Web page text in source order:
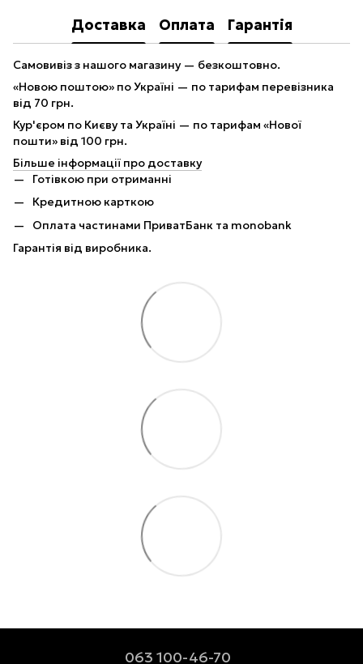
Доставка Оплата Гарантія
Самовивіз з нашого магазину — безкоштовно.
«Новою поштою» по Україні — по тарифам перевізника
від 70 грн.
Кур'єром по Києву та Україні — по тарифам «Нової
пошти» від 100 грн.
Більше інформації про доставку
Готівкою при отриманні
Кредитною карткою
Оплата частинами ПриватБанк та monobank
Гарантія від виробника.
063 100-46-70